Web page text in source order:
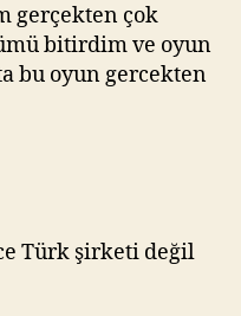
gerçekten çok
bitirdim ve oyun
bu oyun gercekten
Türk şirketi değil